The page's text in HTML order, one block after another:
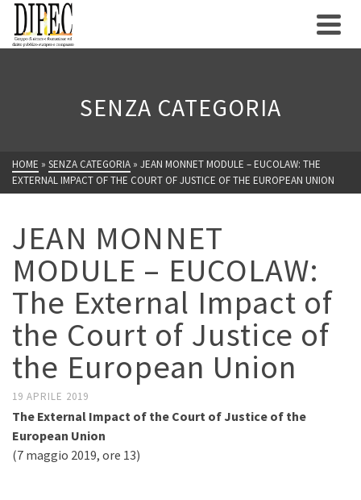
SENZA CATEGORIA
HOME » SENZA CATEGORIA » JEAN MONNET MODULE – EUCOLAW: THE
EXTERNAL IMPACT OF THE COURT OF JUSTICE OF THE EUROPEAN UNION
JEAN MONNET
MODULE – EUCOLAW:
The External Impact of
the Court of Justice of
the European Union
19 APRILE 2019
The External Impact of the Court of Justice of the
European Union
(7 maggio 2019, ore 13)